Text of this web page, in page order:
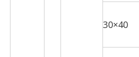
30×40